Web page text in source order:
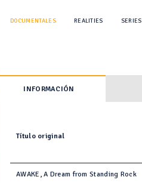
DOCUMENTALES REALITIES SERIES
INFORMACIÓN
Título original
AWAKE, A Dream from Standing Rock